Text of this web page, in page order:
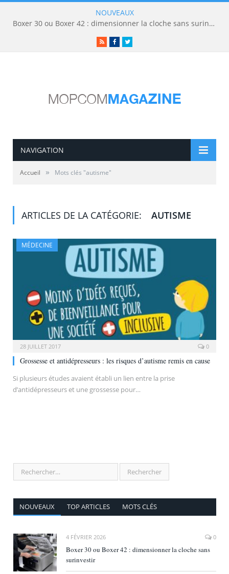
NOUVEAUX
Boxer 30 ou Boxer 42 : dimensionner la cloche sans surinvestir
RSSFacebookTwitter
NAVIGATION
Accueil » Mots clés "autisme"
ARTICLES DE LA CATÉGORIE: AUTISME
MÉDECINE
28 JUILLET 2017 0
Grossesse et antidépresseurs : les risques d’autisme remis en cause
Si plusieurs études avaient établi un lien entre la prise
d’antidépresseurs et une grossesse pour…
NOUVEAUX TOP ARTICLES MOTS CLÉS
4 FÉVRIER 2026 0
Boxer 30 ou Boxer 42 : dimensionner la cloche sans
surinvestir